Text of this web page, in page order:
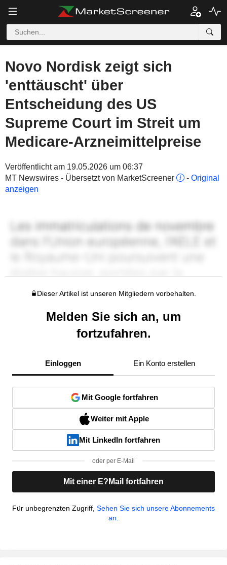
Novo Nordisk zeigt sich
'enttäuscht' über
Entscheidung des US
Supreme Court im Streit um
Medicare-Arzneimittelpreise
Veröffentlicht am 19.05.2026 um 06:37
MT Newswires - Übersetzt von MarketScreener
- Original
anzeigen
Dieser Artikel ist unseren Mitgliedern vorbehalten.
Melden Sie sich an, um
fortzufahren.
Einloggen Ein Konto erstellen
Mit Google fortfahren
Weiter mit Apple
Mit LinkedIn fortfahren
oder per E-Mail
Mit einer E?Mail fortfahren
Für unbegrenzten Zugriff, Sehen Sie sich unsere Abonnements
an.